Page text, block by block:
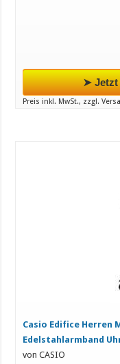
➤ Jetzt
Preis inkl. MwSt., zzgl.
Casio Edifice Herren
Edelstahlarmband
von CASIO